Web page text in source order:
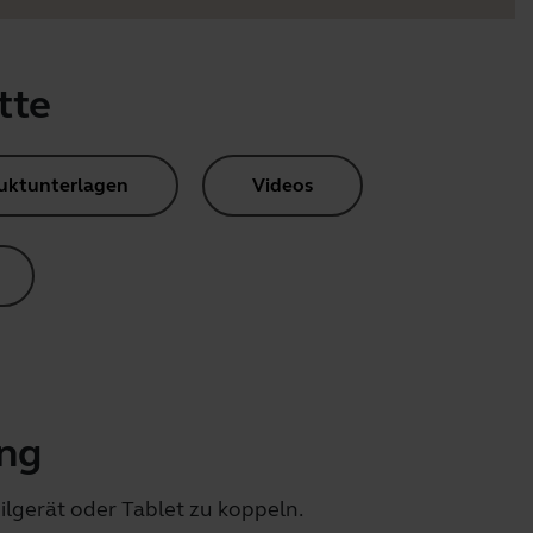
Videos
oder Tablet zu koppeln.